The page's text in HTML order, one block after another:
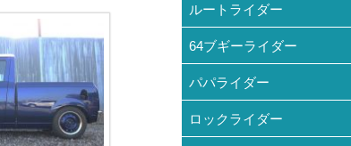
ルートライダー
64ブギーライダー
パパライダー
ロックライダー